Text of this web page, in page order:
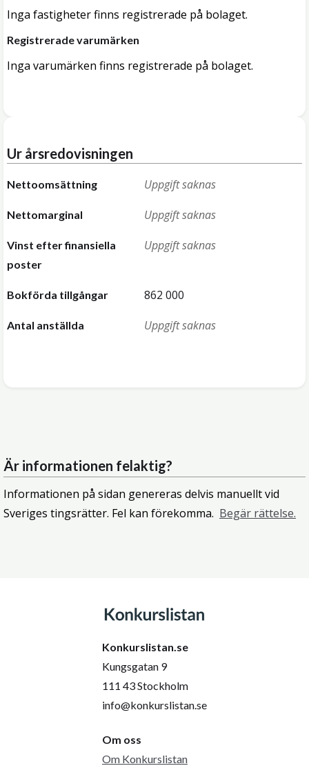
Inga fastigheter finns registrerade på bolaget.
Registrerade varumärken
Inga varumärken finns registrerade på bolaget.
Ur årsredovisningen
Nettoomsättning Uppgift saknas
Nettomarginal Uppgift saknas
Vinst efter finansiella
poster
Uppgift saknas
Bokförda tillgångar 862 000
Antal anställda Uppgift saknas
Är informationen felaktig?
Informationen på sidan genereras delvis manuellt vid
Sveriges tingsrätter. Fel kan förekomma. Begär rättelse.
Konkurslistan.se
Kungsgatan 9
111 43 Stockholm
info@konkurslistan.se
Om oss
Om Konkurslistan